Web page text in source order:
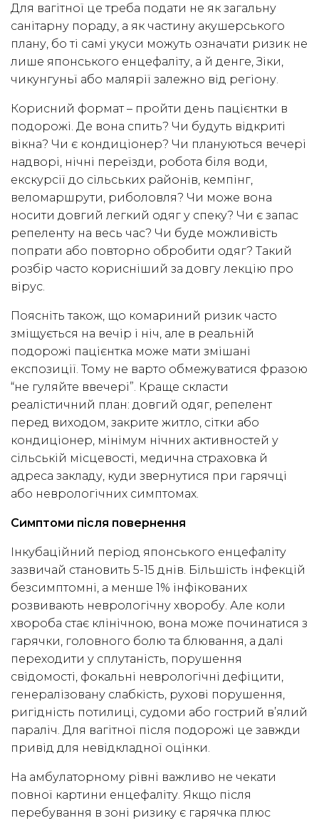
Для вагітної це треба подати не як загальну
санітарну пораду, а як частину акушерського
плану, бо ті самі укуси можуть означати ризик не
лише японського енцефаліту, а й денге, Зіки,
чикунгуньї або малярії залежно від регіону.
Корисний формат – пройти день пацієнтки в
подорожі. Де вона спить? Чи будуть відкриті
вікна? Чи є кондиціонер? Чи плануються вечері
надворі, нічні переїзди, робота біля води,
екскурсії до сільських районів, кемпінг,
веломаршрути, риболовля? Чи може вона
носити довгий легкий одяг у спеку? Чи є запас
репеленту на весь час? Чи буде можливість
попрати або повторно обробити одяг? Такий
розбір часто корисніший за довгу лекцію про
вірус.
Поясніть також, що комариний ризик часто
зміщується на вечір і ніч, але в реальній
подорожі пацієнтка може мати змішані
експозиції. Тому не варто обмежуватися фразою
“не гуляйте ввечері”. Краще скласти
реалістичний план: довгий одяг, репелент
перед виходом, закрите житло, сітки або
кондиціонер, мінімум нічних активностей у
сільській місцевості, медична страховка й
адреса закладу, куди звернутися при гарячці
або неврологічних симптомах.
Симптоми після повернення
Інкубаційний період японського енцефаліту
зазвичай становить 5-15 днів. Більшість інфекцій
безсимптомні, а менше 1% інфікованих
розвивають неврологічну хворобу. Але коли
хвороба стає клінічною, вона може починатися з
гарячки, головного болю та блювання, а далі
переходити у сплутаність, порушення
свідомості, фокальні неврологічні дефіцити,
генералізовану слабкість, рухові порушення,
ригідність потилиці, судоми або гострий в’ялий
параліч. Для вагітної після подорожі це завжди
привід для невідкладної оцінки.
На амбулаторному рівні важливо не чекати
повної картини енцефаліту. Якщо після
перебування в зоні ризику є гарячка плюс